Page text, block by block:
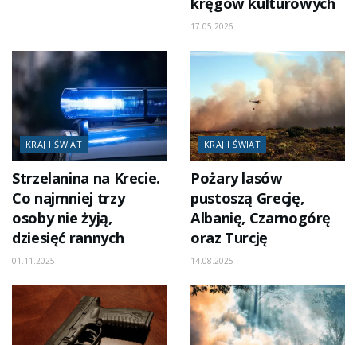
17.05.2026
KRAJ I ŚWIAT
Strzelanina na Krecie.
Co najmniej trzy
osoby nie żyją,
dziesięć rannych
01.11.2025
KRAJ I ŚWIAT
Pożary lasów
pustoszą Grecję,
Albanię, Czarnogórę
oraz Turcję
14.08.2025